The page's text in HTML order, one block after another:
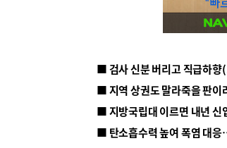
■ 지방국립대 이르면 내년 신
■ 탄소흡수력 높여 폭염 대